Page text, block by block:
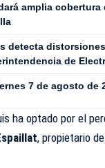
amplia
detecta
de
7 de agosto de
ha optado por el
, propietario